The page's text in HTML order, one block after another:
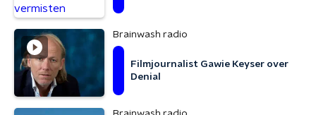
Brainwash radio
Filmjournalist Gawie Keyser over
Denial